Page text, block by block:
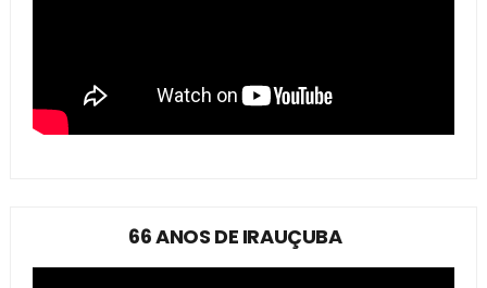
66 ANOS DE IRAUÇUBA